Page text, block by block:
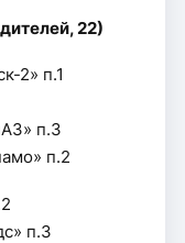
22)
2» п.1
п.3
п.2
п.3